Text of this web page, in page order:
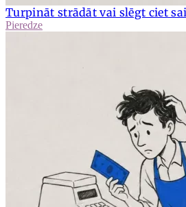
Turpināt strādāt vai slēgt ciet
Pieredze